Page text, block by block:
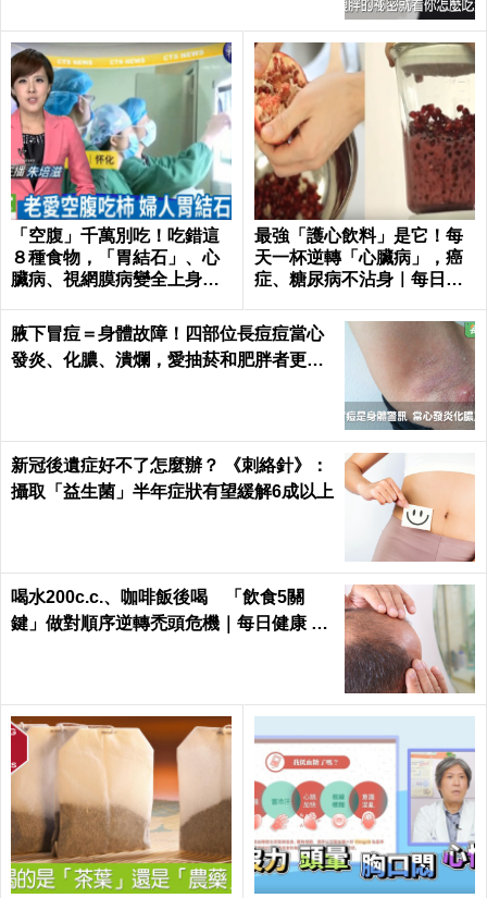
「空腹」千萬別吃！吃錯這
８種食物，「胃結石」、心
臟病、視網膜病變全上身｜
最強「護心飲料」是它！每
天一杯逆轉「心臟病」，癌
症、糖尿病不沾身｜每日健
腋下冒痘＝身體故障！四部位長痘痘當心
發炎、化膿、潰爛，愛抽菸和肥胖者更要
新冠後遺症好不了怎麼辦？ 《刺絡針》：
攝取「益生菌」半年症狀有望緩解6成以上
喝水200c.c.、咖啡飯後喝 「飲食5關
鍵」做對順序逆轉禿頭危機｜每日健康 He